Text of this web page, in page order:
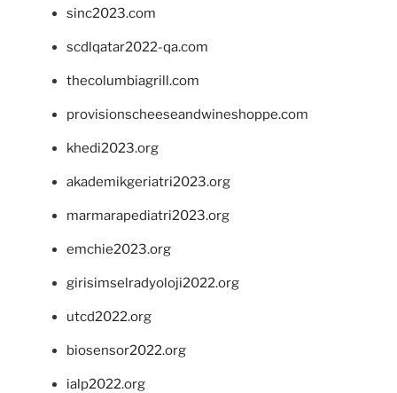
sinc2023.com
scdlqatar2022-qa.com
thecolumbiagrill.com
provisionscheeseandwineshoppe.com
khedi2023.org
akademikgeriatri2023.org
marmarapediatri2023.org
emchie2023.org
girisimselradyoloji2022.org
utcd2022.org
biosensor2022.org
ialp2022.org